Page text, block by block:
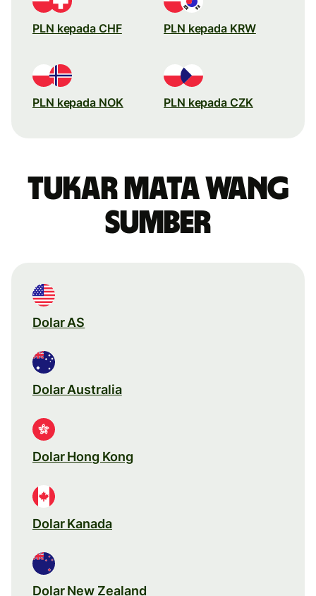
PLN kepada CHF PLN kepada KRW
PLN kepada NOK PLN kepada CZK
Tukar mata wang
sumber
Dolar AS
Dolar Australia
Dolar Hong Kong
Dolar Kanada
Dolar New Zealand